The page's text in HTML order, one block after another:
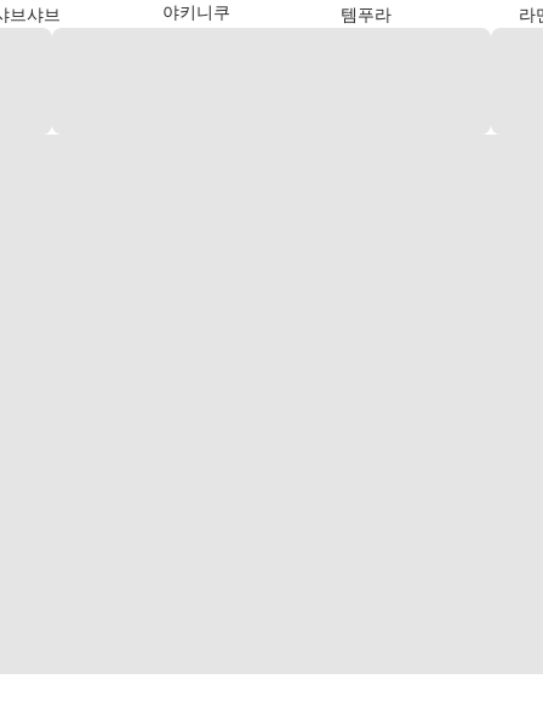
브샤브 야키니쿠 템푸라 라